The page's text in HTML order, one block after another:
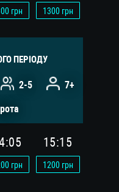
грн 1300грн
ПЕРІОДУ
2-5 7+
грн
15:15
1200грн